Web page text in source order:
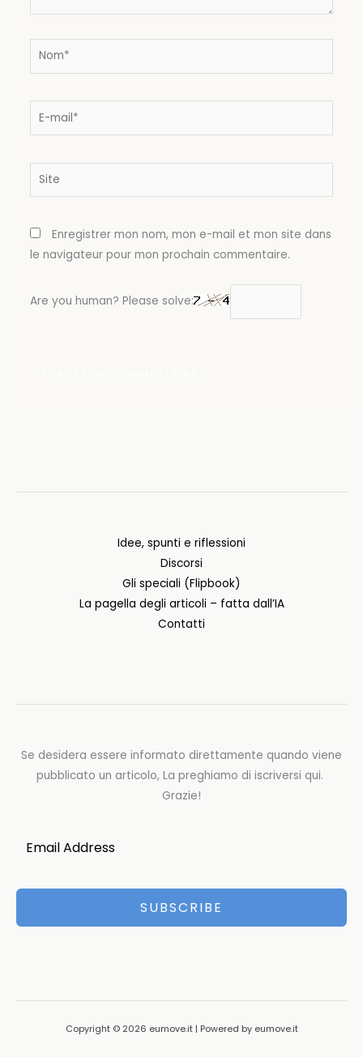
Nom*
E-
Site
Enregistrer mon nom, mon e-mail et mon site dans
le navigateur pour mon prochain commentaire.
Are you human? Please solve:
Idee, spunti e riflessioni
Discorsi
Gli speciali (Flipbook)
La pagella degli articoli – fatta dall’IA
Contatti
Se desidera essere informato direttamente quando viene
pubblicato un articolo, La preghiamo di iscriversi qui.
Grazie!
SUBSCRIBE
Copyright © 2026 eumove.it | Powered by eumove.it